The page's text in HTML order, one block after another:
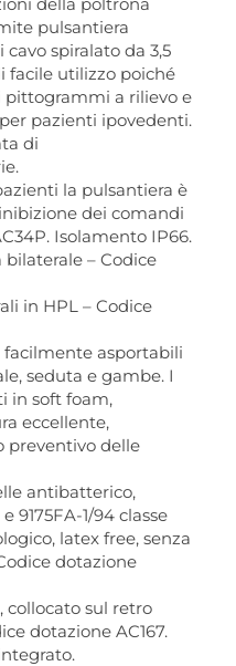
pulsantiera
spiralato da 3,5
facile utilizzo poiché
pittogrammi a rilievo e
pazienti ipovedenti.
di
la pulsantiera è
dei comandi
Isolamento IP66.
– Codice
in HPL – Codice
asportabili
seduta e gambe. I
in soft foam,
eccellente,
preventivo delle
antibatterico,
9175FA-1/94 classe
latex free, senza
dotazione
collocato sul retro
dotazione AC167.